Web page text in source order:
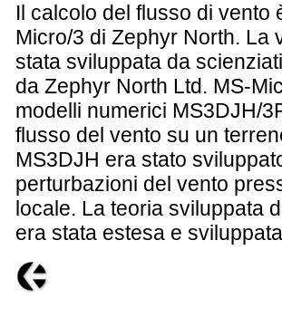
Il calcolo del flusso di vento
Micro/3 di Zephyr North. La
stata sviluppata da
da Zephyr North Ltd. MS-
modelli numerici MS3DJH/
flusso del vento su un
MS3DJH era stato
perturbazioni del vento
locale. La teoria sviluppata
era stata estesa e